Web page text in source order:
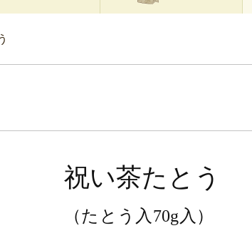
祝い茶たとう
（たとう入70g入）